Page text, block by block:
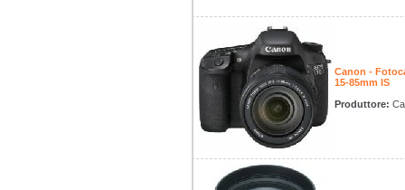
Canon -
15-85mm IS
Produttore: